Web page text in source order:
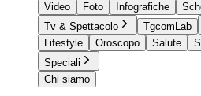
Video
Foto Infografiche
Tv & Spettacolo
TgcomLab
Lifestyle
Oroscopo Salute
Speciali
Chi siamo